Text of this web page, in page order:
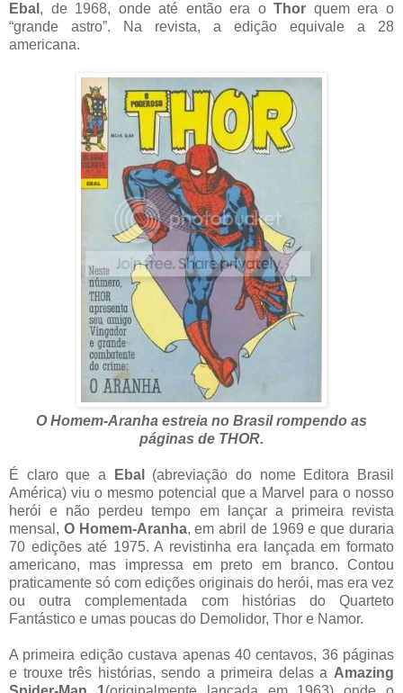
Ebal , de 1968, onde até então era oThor quem era o
“grande astro”. Na revista, a edição equivale a 28
americana.
O Homem-Aranha estreia no Brasil rompendo as
páginas de THOR.
É claro que a Ebal
(abreviação do nome Editora Brasil
América) viu o mesmo potencial que a Marvel para o nosso
herói e não perdeu tempo em lançar a primeira revista
mensal, O Homem-Aranha, em abril de 1969 e que duraria
70 edições até 1975. A revistinha era lançada em formato
americano, mas impressa em preto em branco. Contou
praticamente só com edições originais do herói, mas era vez
ou outra complementada com histórias do Quarteto
Fantástico e umas poucas do Demolidor, Thor e Namor.
A primeira edição custava apenas 40 centavos, 36 páginas
e trouxe três histórias, sendo a primeira delas a Amazing